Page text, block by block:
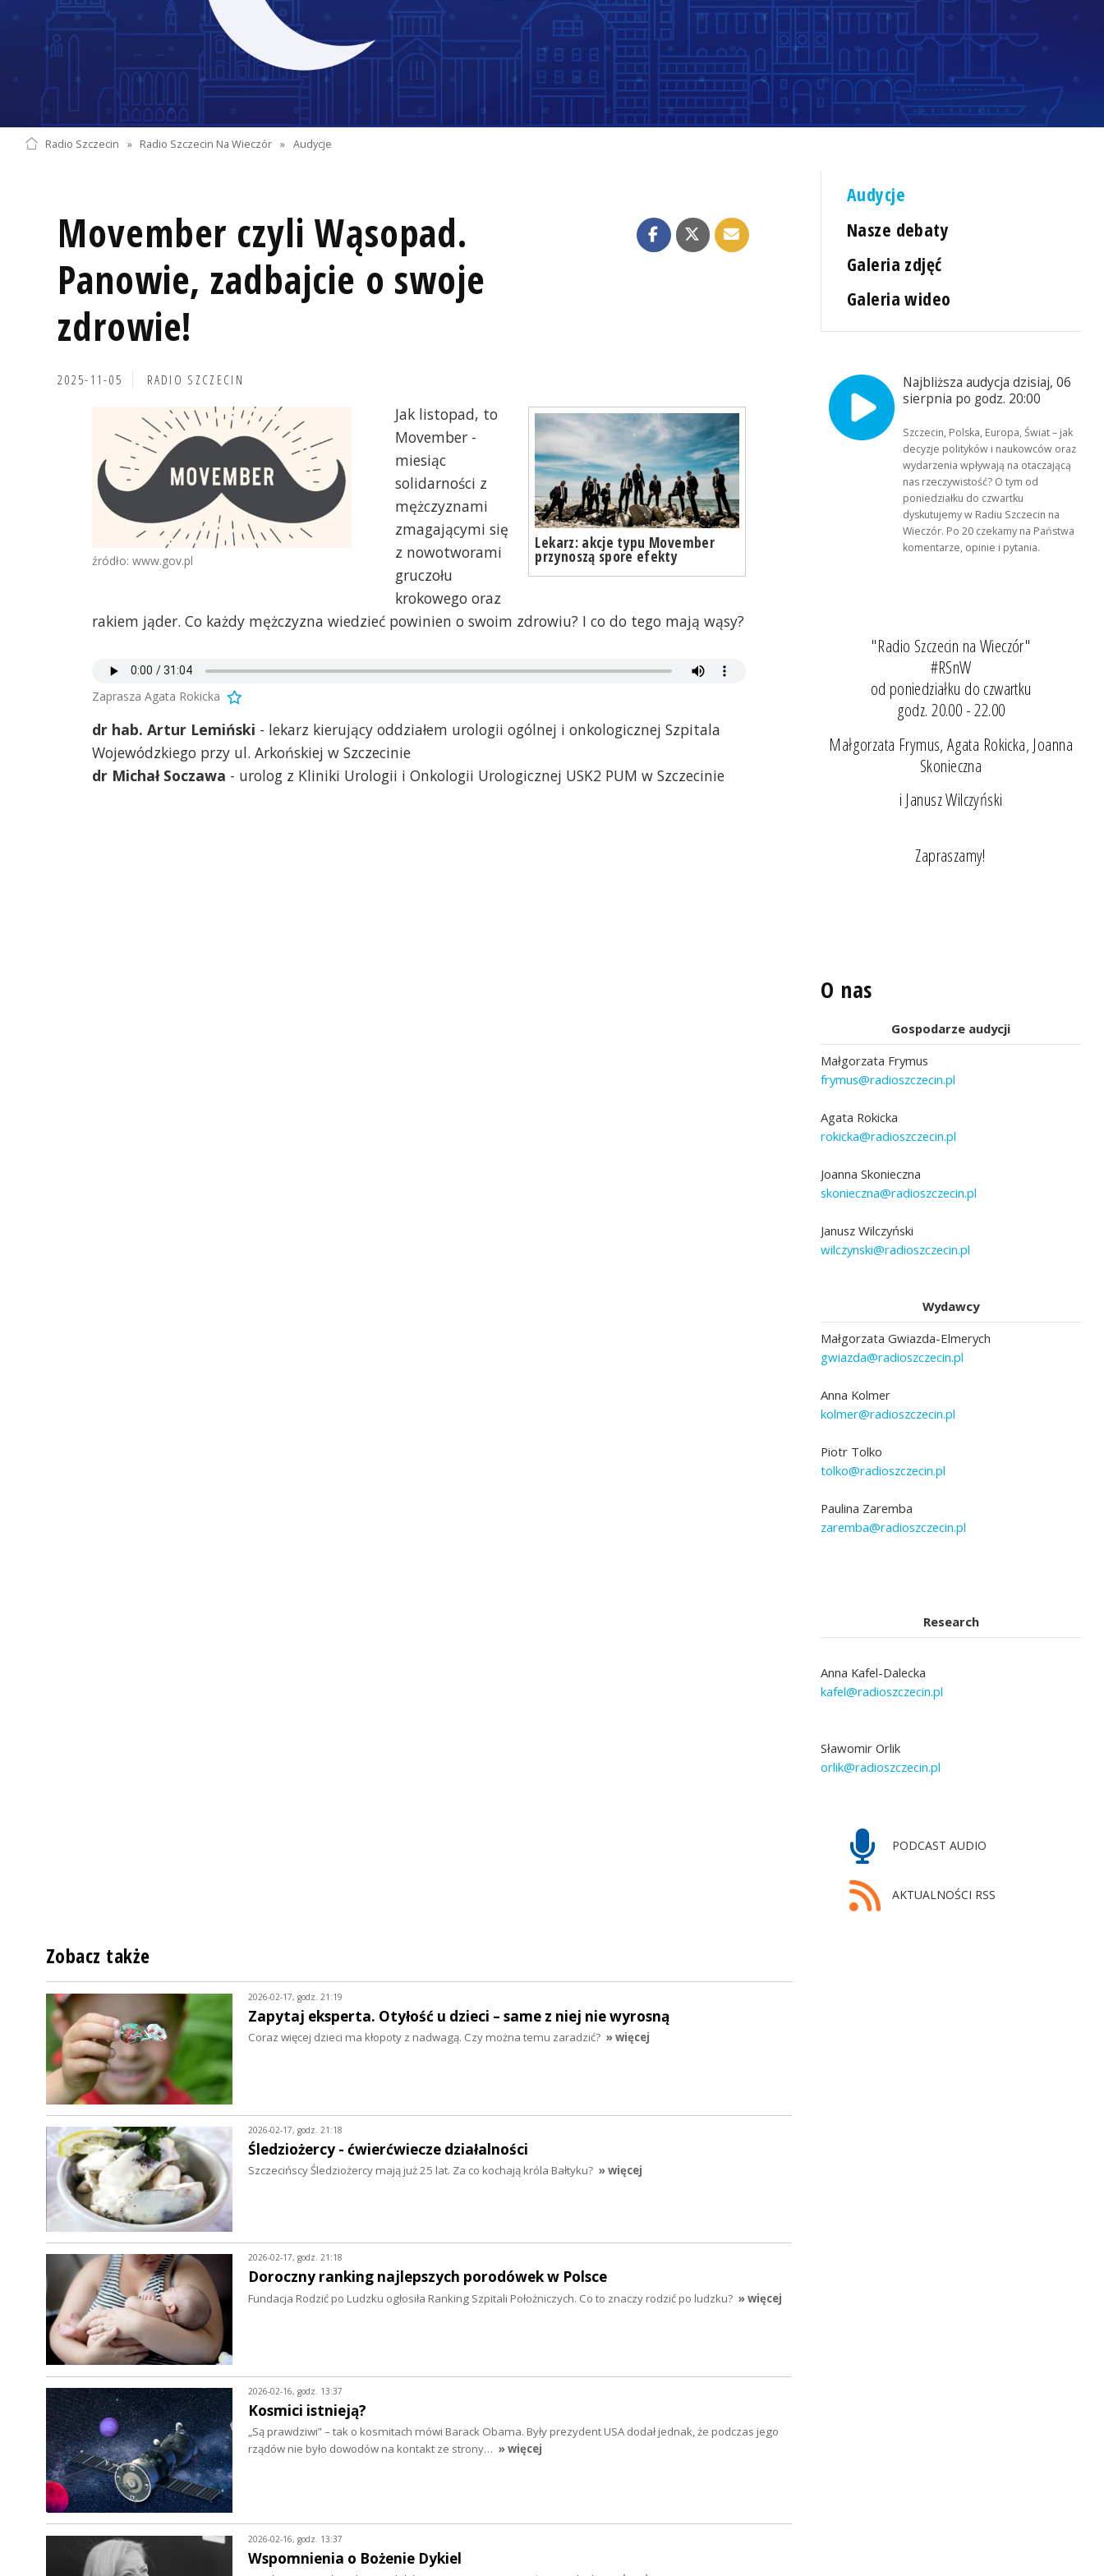
Radio Szczecin » Radio Szczecin Na Wieczór » Audycje
Movember czyli Wąsopad.
Panowie, zadbajcie o swoje
zdrowie!
2025-11-05 RADIO SZCZECIN
źródło: www.gov.pl
Lekarz: akcje typu Movember
przynoszą spore efekty
Jak listopad, to
Movember -
miesiąc
solidarności z
mężczyznami
zmagającymi się
z nowotworami
gruczołu
krokowego oraz
rakiem jąder. Co każdy mężczyzna wiedzieć powinien o swoim zdrowiu? I co do tego mają wąsy?
Zaprasza Agata Rokicka
dr hab. Artur Lemiński - lekarz kierujący oddziałem urologii ogólnej i onkologicznej Szpitala
Wojewódzkiego przy ul. Arkońskiej w Szczecinie
dr Michał Soczawa - urolog z Kliniki Urologii i Onkologii Urologicznej USK2 PUM w Szczecinie
Audycje
Nasze debaty
Galeria zdjęć
Galeria wideo
Najbliższa audycja dzisiaj, 06
sierpnia po godz. 20:00
Szczecin, Polska, Europa, Świat – jak
decyzje polityków i naukowców oraz
wydarzenia wpływają na otaczającą
nas rzeczywistość? O tym od
poniedziałku do czwartku
dyskutujemy w Radiu Szczecin na
Wieczór. Po 20 czekamy na Państwa
komentarze, opinie i pytania.
"Radio Szczecin na Wieczór"
#RSnW
od poniedziałku do czwartku
godz. 20.00 - 22.00
Małgorzata Frymus, Agata Rokicka, Joanna
Skonieczna
i Janusz Wilczyński
Zapraszamy!
O nas
Gospodarze audycji
Małgorzata Frymus
frymus@radioszczecin.pl
Agata Rokicka
rokicka@radioszczecin.pl
Joanna Skonieczna
skonieczna@radioszczecin.pl
Janusz Wilczyński
wilczynski@radioszczecin.pl
Wydawcy
Małgorzata Gwiazda-Elmerych
gwiazda@radioszczecin.pl
Anna Kolmer
kolmer@radioszczecin.pl
Piotr Tolko
tolko@radioszczecin.pl
Paulina Zaremba
zaremba@radioszczecin.pl
Research
Anna Kafel-Dalecka
kafel@radioszczecin.pl
Sławomir Orlik
orlik@radioszczecin.pl
PODCAST AUDIO
AKTUALNOŚCI RSS
Zobacz także
2026-02-17, godz. 21:19
Zapytaj eksperta. Otyłość u dzieci – same z niej nie wyrosną
Coraz więcej dzieci ma kłopoty z nadwagą. Czy można temu zaradzić? » więcej
2026-02-17, godz. 21:18
Śledziożercy - ćwierćwiecze działalności
Szczecińscy Śledziożercy mają już 25 lat. Za co kochają króla Bałtyku? » więcej
2026-02-17, godz. 21:18
Doroczny ranking najlepszych porodówek w Polsce
Fundacja Rodzić po Ludzku ogłosiła Ranking Szpitali Położniczych. Co to znaczy rodzić po ludzku? » więcej
2026-02-16, godz. 13:37
Kosmici istnieją?
„Są prawdziwi” – tak o kosmitach mówi Barack Obama. Były prezydent USA dodał jednak, że podczas jego
rządów nie było dowodów na kontakt ze strony… » więcej
2026-02-16, godz. 13:37
Wspomnienia o Bożenie Dykiel